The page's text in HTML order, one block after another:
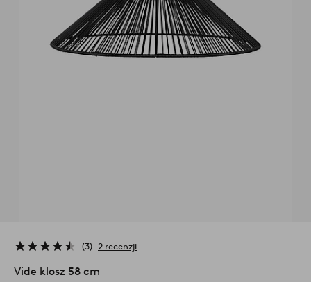
3 2 recenzji
Vide klosz 58 cm